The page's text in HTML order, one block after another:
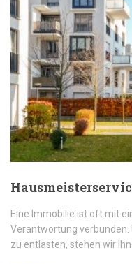
Eine Immobilie ist oft mit
Verantwortung verbunden.
zu entlasten, stehen wir